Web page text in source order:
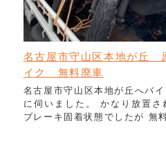
名古屋市守山区本地が
イク 無料廃車
名古屋市守山区本地が丘へバ
に伺いました。 かなり放
ブレーキ固着状態でしたが 無